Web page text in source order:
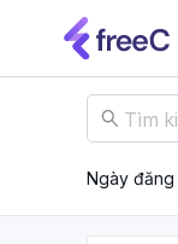
Ngày đăng